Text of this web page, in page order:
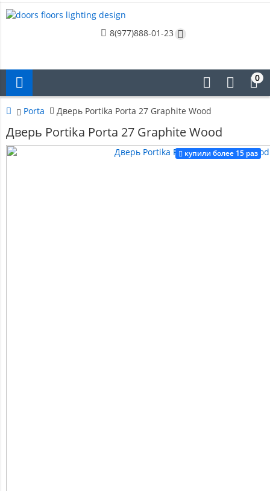
8(977)888-01-23
0
Porta Дверь Portika Porta 27 Graphite Wood
Дверь Portika Porta 27 Graphite Wood
купили более 15 раз